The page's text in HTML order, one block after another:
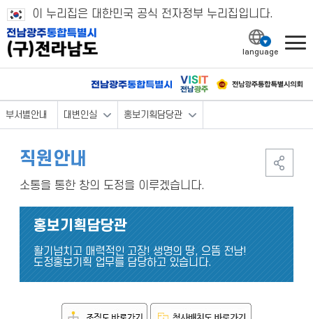
이 누리집은 대한민국 공식 전자정부 누리집입니다.
부서별안내 대변인실 홍보기획담당관
직원안내
소통을 통한 창의 도정을 이루겠습니다.
홍보기획담당관
활기넘치고 매력적인 고장! 생명의 땅, 으뜸 전남!
도정홍보기획 업무를 담당하고 있습니다.